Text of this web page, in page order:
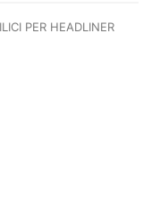
PER HEADLINER